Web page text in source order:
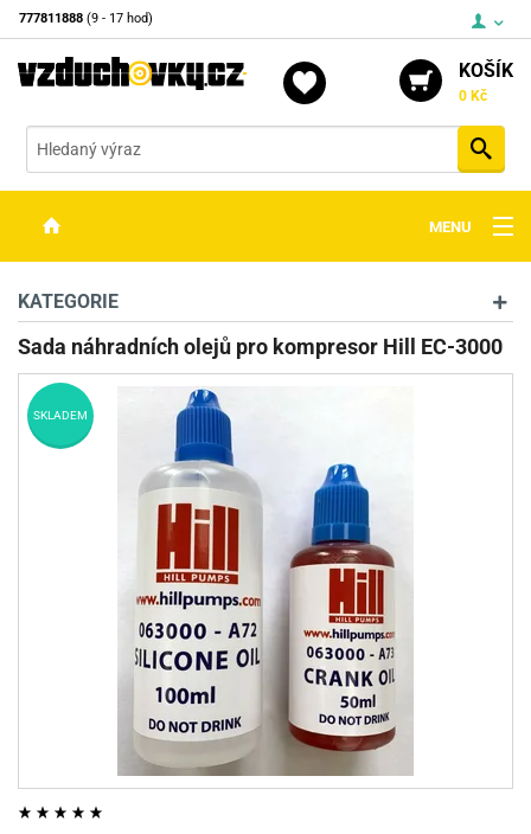
777811888 (9 - 17 hod)
KOŠÍK
0 Kč
MENU
OPTIKA
STŘELIVO
PŘÍSLUŠENSTVÍ
DETEKTORY KOVŮ
KATEGORIE
Sada náhradních olejů pro kompresor Hill EC-3000
SKLADEM